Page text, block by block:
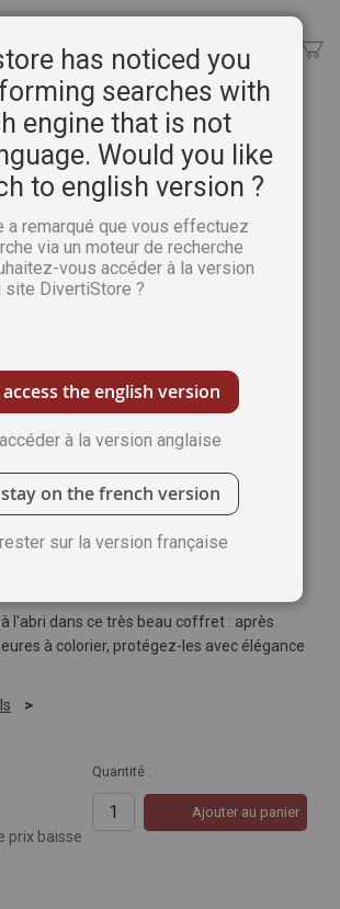
protéger deux magazines
ce produit
l'abri dans ce très beau coffret : après
à colorier, protégez-les avec élégance
Quantité :
Ajouter au panier
prix baisse
has noticed you
searches with
engine that is not
Would you like
to english version ?
a remarqué que vous effectuez
via un moteur de recherche
vous accéder à la version
site DivertiStore ?
access the english version
à la version anglaise
on the french version
sur la version française